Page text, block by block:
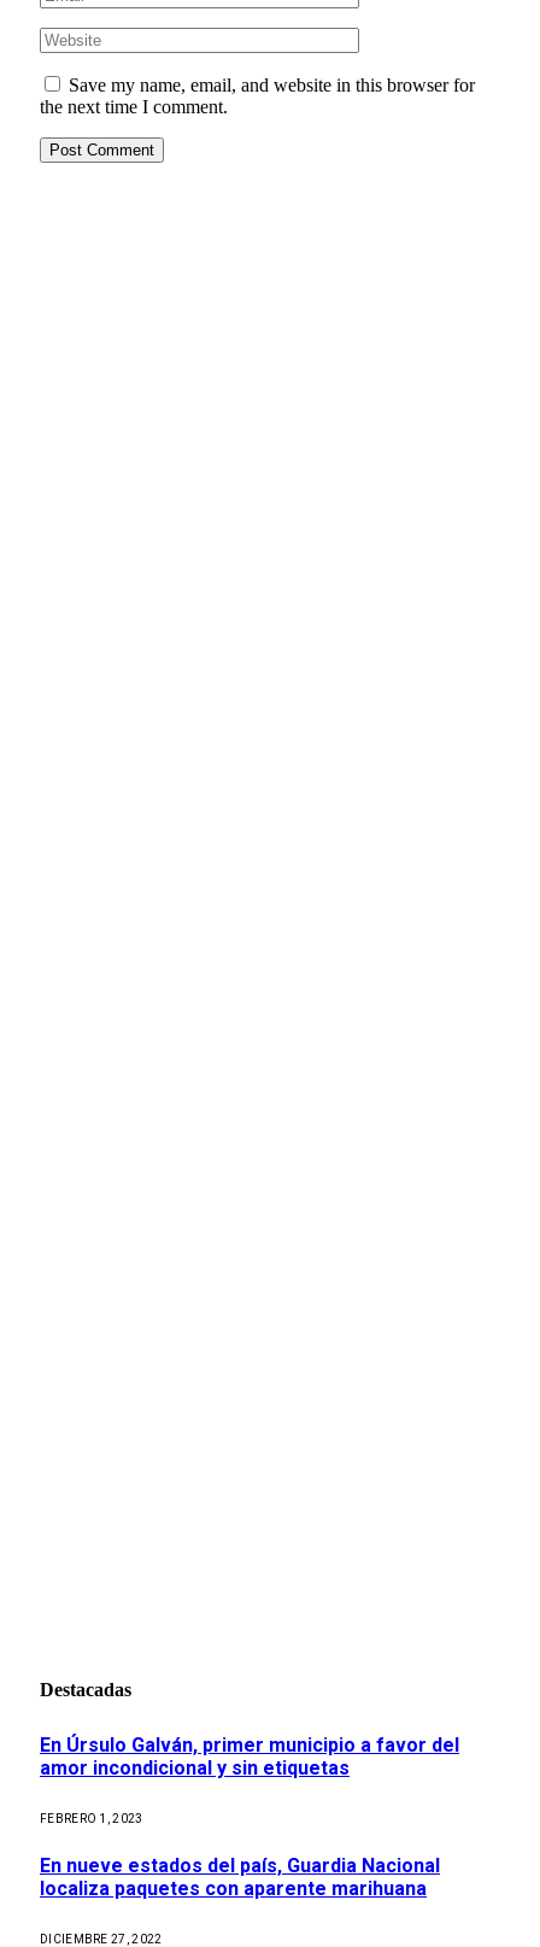
Save my name, email, and website in this browser for
the next time I comment.
Destacadas
En Úrsulo Galván, primer municipio a favor del
amor incondicional y sin etiquetas
FEBRERO 1, 2023
En nueve estados del país, Guardia Nacional
localiza paquetes con aparente marihuana
DICIEMBRE 27, 2022